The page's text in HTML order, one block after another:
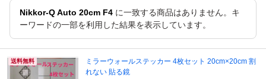
Nikkor-Q Auto 20cm F4 に一致する商品はありません。キ
ーワードの一部を利用した結果を表示しています。
送料無料
ミラーウォールステッカー 4枚セット 20cm×20cm 割
れない 貼る鏡